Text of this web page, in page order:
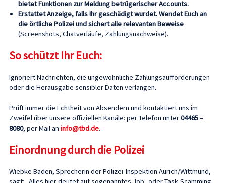
bietet Funktionen zur Meldung betrügerischer Accounts.
Erstattet Anzeige, falls Ihr geschädigt wurdet.Wendet Euch an
die örtliche Polizei und sichert alle relevanten Beweise
(Screenshots, Chatverläufe, Zahlungsnachweise).
So schützt Ihr Euch:
Ignoriert Nachrichten, die ungewöhnliche Zahlungsaufforderungen
oder die Herausgabe sensibler Daten verlangen.
Prüft immer die Echtheit von Absendern und kontaktiert uns im
Zweifel über unsere offiziellen Kanäle: per Telefon unter04465 –
8080, per Mail an info@tbd.de.
Einordnung durch die Polizei
Wiebke Baden, Sprecherin der Polizei-Inspektion Aurich/Wittmund,